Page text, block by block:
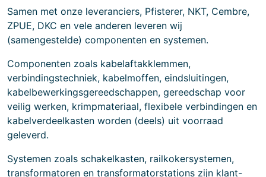
Samen met onze leveranciers, Pfisterer, NKT, Cembre,
ZPUE, DKC en vele anderen leveren wij
(samengestelde) componenten en systemen.
Componenten zoals kabelaftakklemmen,
verbindingstechniek, kabelmoffen, eindsluitingen,
kabelbewerkingsgereedschappen, gereedschap voor
veilig werken, krimpmateriaal, flexibele verbindingen en
kabelverdeelkasten worden (deels) uit voorraad
geleverd.
Systemen zoals schakelkasten, railkokersystemen,
transformatoren en transformatorstations zijn klant-